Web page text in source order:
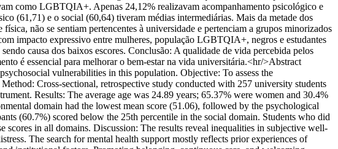
como LGBTQIA+. Apenas 24,12% realizavam acompanhamento psicológico e
(61,71) e o social (60,64) tiveram médias intermediárias. Mais da metade dos
não se sentiam pertencentes à universidade e pertenciam a grupos minorizados
impacto expressivo entre mulheres, população LGBTQIA+, negros e estudantes
causa dos baixos escores. Conclusão: A qualidade de vida percebida pelos
é essencial para melhorar o bem-estar na vida universitária.<hr/>Abstract
vulnerabilities in this population. Objective: To assess the
Cross-sectional, retrospective study conducted with 257 university students
Results: The average age was 24.89 years; 65.37% were women and 30.4%
domain had the lowest mean score (51.06), followed by the psychological
(60.7%) scored below the 25th percentile in the social domain. Students who did
in all domains. Discussion: The results reveal inequalities in subjective well-
The search for mental health support mostly reflects prior experiences of